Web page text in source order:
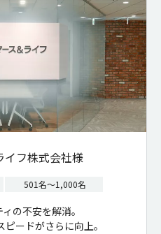
イフ株式会社様
501名～1,000名
の不安を解消。
ードがさらに向上。